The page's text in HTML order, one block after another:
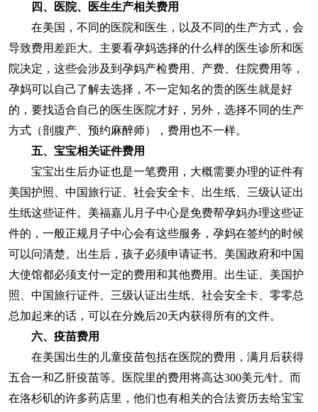
四、
医院、医生生产相关费用
在美国，不同的医院和医生，以及不同的生产方式，会
导致费用差距大。主要看孕妈选择的什么样的医生诊所和医
院决定，这些会涉及到孕妈产检费用、产费、住院费用等，
孕妈可以自己了解去选择，不一定知名的贵的医生就是好
的，要找适合自己的医生医院才好，另外，选择不同的生产
方式（剖腹产、预约麻醉师），费用也不一样。
五、 宝宝相关证件费用
宝宝出生后办证也是一笔费用，大概需要办理的证件有
美国护照、中国旅行证、社会安全卡、出生纸、三级认证出
生纸这些证件。美福嘉儿月子中心是免费帮孕妈办理这些证
件的，一般正规月子中心会有这些服务，孕妈在签约的时候
可以问清楚。出生后，孩子必须申请证书。美国政府和中国
大使馆都必须支付一定的费用和其他费用。出生证、美国护
照、中国旅行证件、三级认证出生纸、社会安全卡、零零总
总加起来的话，可以在分娩后20天内获得所有的文件。
六、疫苗费用
在美国出生的儿童疫苗包括在医院的费用，满月后获得
五合一和乙肝疫苗等。医院里的费用将高达300美元/针。而
在洛杉矶的许多药店里，他们也有相关的合法资历去给宝宝